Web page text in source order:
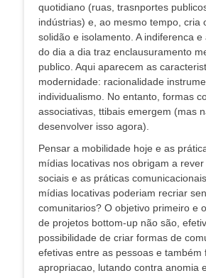
quotidiano (ruas, trasnportes
indústrias) e, ao mesmo tempo, cria
solidão e isolamento. A indiferenca
do dia a dia traz enclausuramento
publico. Aqui aparecem as
modernidade: racionalidade
individualismo. No entanto, formas
associativas, ttibais emergem (mas
desenvolver isso agora).
Pensar a mobilidade hoje e as
mídias locativas nos obrigam a
sociais e as práticas
mídias locativas poderiam recriar
comunitarios? O objetivo primeiro e
de projetos bottom-up não são,
possibilidade de criar formas de
efetivas entre as pessoas e também
apropriacao, lutando contra anomia